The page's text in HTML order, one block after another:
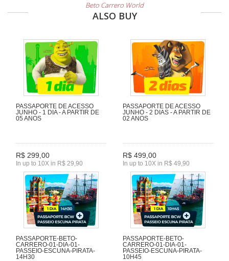
Beto Carrero World
ALSO BUY
PASSAPORTE DE ACESSO
JUNHO - 1 DIA - A PARTIR DE
05 ANOS
R$ 299,00
In up to 10X in R$ 29,90
PASSAPORTE DE ACESSO
JUNHO - 2 DIAS - A PARTIR DE
02 ANOS
R$ 499,00
In up to 10X in R$ 49,90
PASSAPORTE-BETO-
CARRERO-01-DIA-01-
PASSEIO-ESCUNA-PIRATA-
14H30
PASSAPORTE-BETO-
CARRERO-01-DIA-01-
PASSEIO-ESCUNA-PIRATA-
10H45